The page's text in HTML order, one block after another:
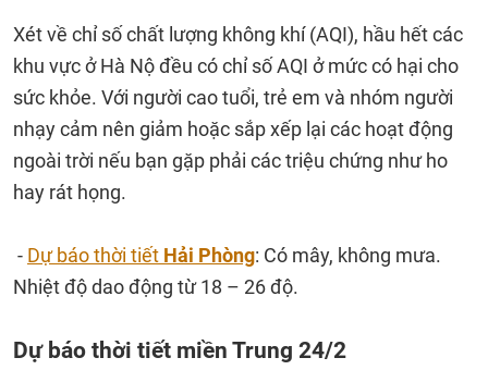
Xét về chỉ số chất lượng không khí (AQI), hầu hết các
khu vực ở Hà Nộ đều có chỉ số AQI ở mức có hại cho
sức khỏe. Với người cao tuổi, trẻ em và nhóm người
nhạy cảm nên giảm hoặc sắp xếp lại các hoạt động
ngoài trời nếu bạn gặp phải các triệu chứng như ho
hay rát họng.
- Dự báo thời tiết Hải Phòng: Có mây, không mưa.
Nhiệt độ dao động từ 18 – 26 độ.
Dự báo thời tiết miền Trung 24/2